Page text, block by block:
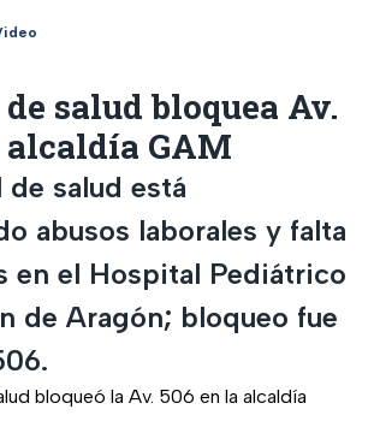
salud bloquea Av.
alcaldía GAM
de salud está
abusos laborales y falta
en el Hospital Pediátrico
de Aragón; bloqueo fue
bloqueó la Av. 506 en la alcaldía